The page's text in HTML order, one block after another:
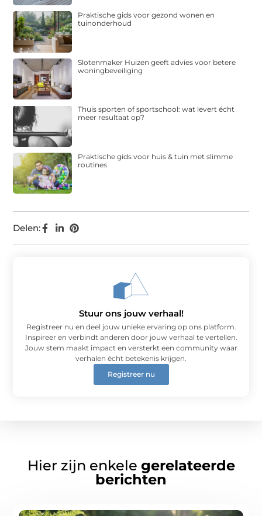
Delen:
Praktische gids voor gezond wonen en
tuinonderhoud
Slotenmaker Huizen geeft advies voor betere
woningbeveiliging
Thuis sporten of sportschool: wat levert écht
meer resultaat op?
Praktische gids voor huis & tuin met slimme
routines
Stuur ons jouw verhaal!
Registreer nu en deel jouw unieke ervaring op ons platform.
Inspireer en verbindt anderen door jouw verhaal te vertellen.
Jouw stem maakt impact en versterkt een community waar
verhalen écht betekenis krijgen.
Registreer nu
Hier zijn enkele gerelateerde
berichten